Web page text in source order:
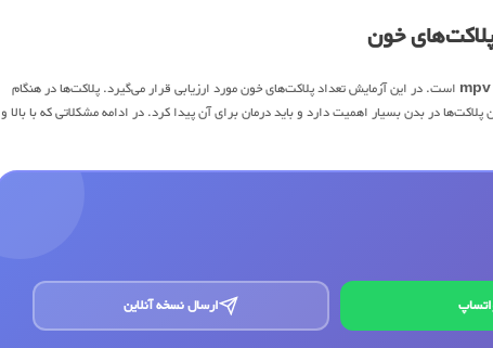
mpv است. در این آزمایش تعداد پلاکت‌های خون مورد ارزیابی قرار می‌گیرد. پلاکت‌ها در هنگام
در بدن بسیار اهمیت دارد و باید درمان برای آن پیدا کرد. در ادامه مشکلاتی که با بالا و
ارسال نسخه آنلاین